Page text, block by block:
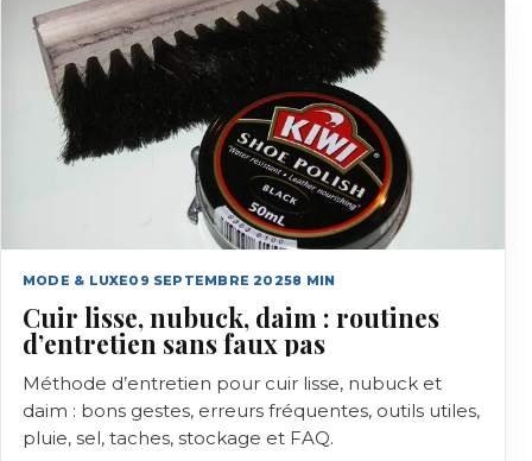
MODE & LUXE09 SEPTEMBRE 20258 MIN
Cuir lisse, nubuck, daim : routines
d’entretien sans faux pas
Méthode d’entretien pour cuir lisse, nubuck et
daim : bons gestes, erreurs fréquentes, outils utiles,
pluie, sel, taches, stockage et FAQ.